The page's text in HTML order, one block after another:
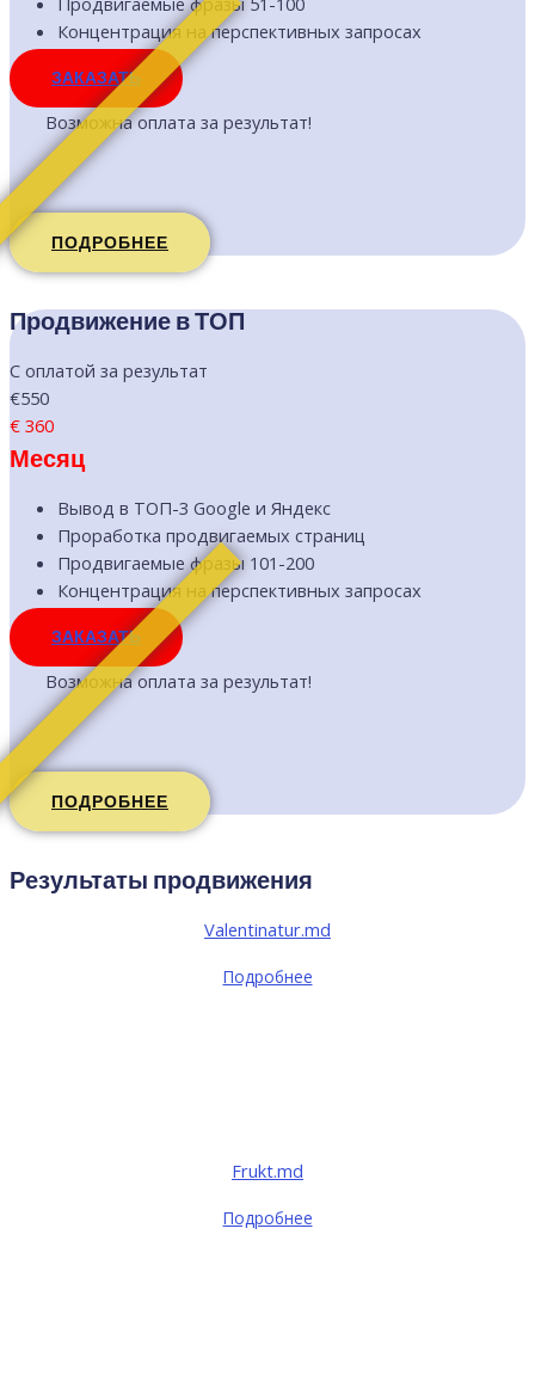
Концентрация на перспективных запросах
ЗАКАЗАТЬ
Возможна оплата за результат!
ПОДРОБНЕЕ
Продвижение в ТОП
С оплатой за результат
€550
€ 360
Месяц
Вывод в ТОП-3 Google и Яндекс
Проработка продвигаемых страниц
Продвигаемые фразы 101-200
Концентрация на перспективных запросах
ЗАКАЗАТЬ
Возможна оплата за результат!
ПОДРОБНЕЕ
Результаты продвижения
Valentinatur.md
Подробнее
Frukt.md
Подробнее